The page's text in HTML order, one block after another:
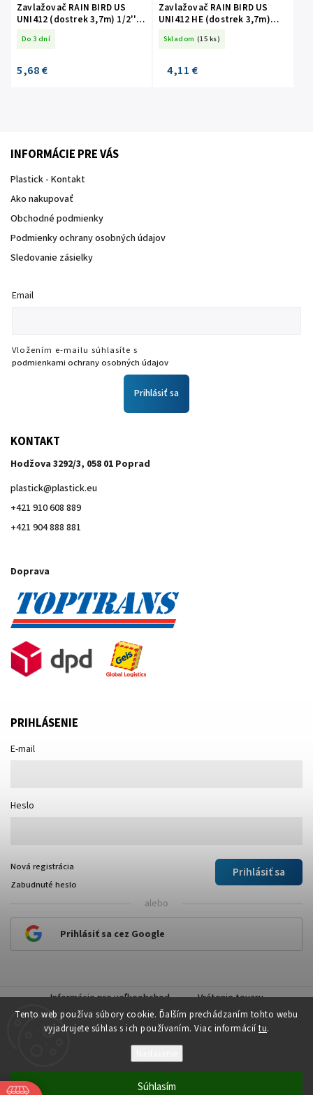
Tento web používa súbory cookie. Ďalším prechádzaním tohto webu
vyjadrujete súhlas s ich používaním. Viac informácií tu.
Súhlasím
Zavlažovač RAIN BIRD US
UNI412 (dostrek 3,7m) 1/2''
Do 3 dní
5,68 €
Zavlažovač RAIN BIRD US
UNI412 HE (dostrek 3,7m)
Skladom (15 ks)
4,11 €
INFORMÁCIE PRE VÁS
Plastick - Kontakt
Ako nakupovať
Obchodné podmienky
Podmienky ochrany osobných údajov
Sledovanie zásielky
Email
Vložením e-mailu súhlasíte s
podmienkami ochrany osobných údajov
Prihlásiť sa
KONTAKT
Hodžova 3292/3, 058 01 Poprad
plastick@plastick.eu
+421 910 608 889
+421 904 888 881
Doprava
PRIHLÁSENIE
E-mail
Heslo
Prihlásiť sa
Nová registrácia
Zabudnuté heslo
alebo
Prihlásiť sa cez Google
Informácie pre veľkoobchod Vrátenie tovaru
Plastick. Všetky práva vyhradené.